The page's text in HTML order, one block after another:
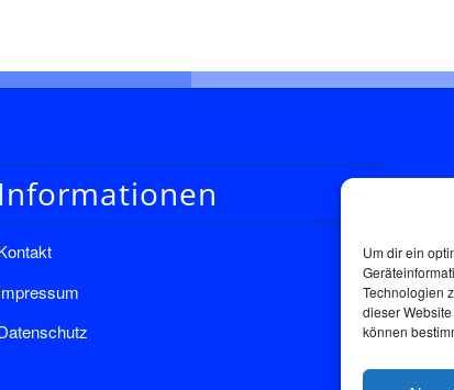
Um dir ein
Technologien
dieser
können
Informationen